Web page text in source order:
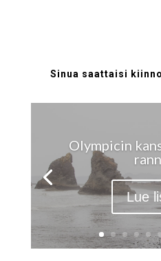
Sinua saattaisi
Olympicin
Lue